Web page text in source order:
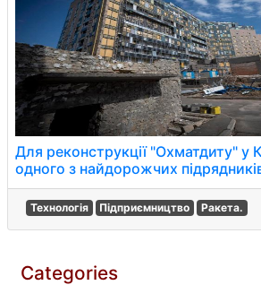
Для реконструкції "Охматдиту" у
одного з найдорожчих
Технологія Підприємництво Ракета.
Categories